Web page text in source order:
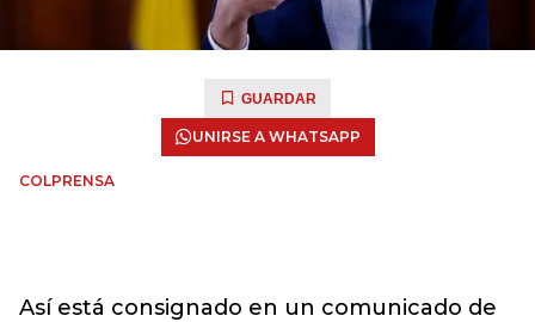
GUARDAR
UNIRSE A WHATSAPP
COLPRENSA
Así está consignado en un comunicado de